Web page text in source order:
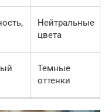
Нейтральные
цвета
Темные
оттенки